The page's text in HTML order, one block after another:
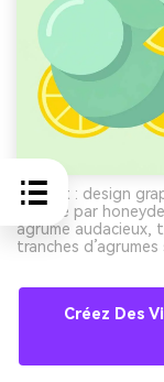
Prompt : design
dominé par
agrume audacieux,
tranches
Créez Des